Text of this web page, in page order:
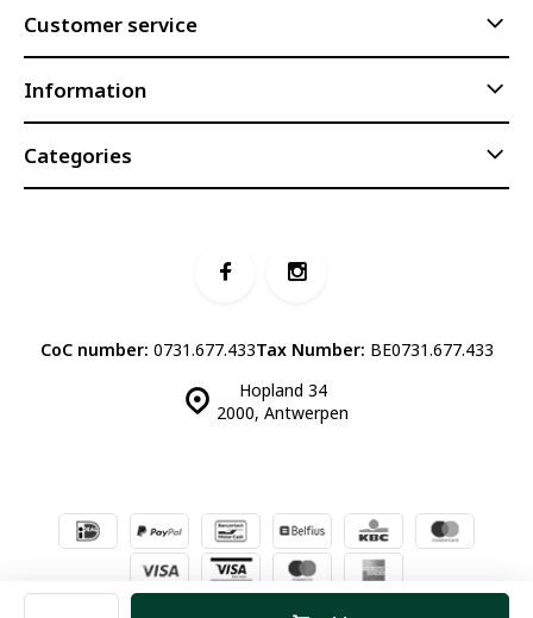
Customer service
Information
Categories
Hopland 34
2000, Antwerpen
CoC number: 0731.677.433Tax Number: BE0731.677.433
© Luddites Books & Wine